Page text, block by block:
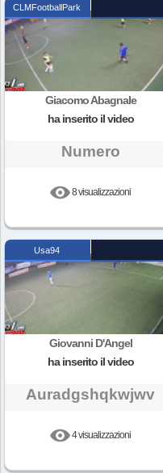
CLMFootballPark
Giacomo Abagnale
ha inserito il video
Numero
8 visualizzazioni
Usa94
Giovanni D'Angel
ha inserito il video
Auradgshqkwjwv
4 visualizzazioni